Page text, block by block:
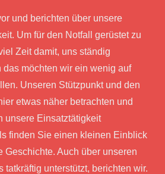
und berichten über unsere
Um für den Notfall gerüstet zu
Zeit damit, uns ständig
möchten wir ein wenig auf
Unseren Stützpunkt und den
etwas näher betrachten und
unsere Einsatztätigkeit
finden Sie einen kleinen Einblick
Geschichte. Auch über unseren
tatkräftig unterstützt, berichten wir.